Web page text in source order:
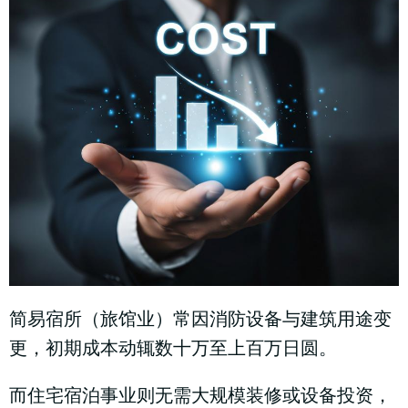
简易宿所（旅馆业）常因消防设备与建筑用途变
更，初期成本动辄数十万至上百万日圆。
而住宅宿泊事业则无需大规模装修或设备投资，